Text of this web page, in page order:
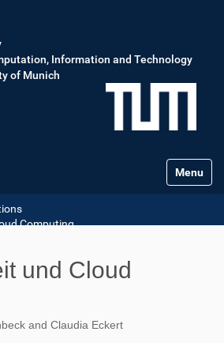
Information and Technology
of Munich
Toggle
Computing
und Cloud
and Claudia Eckert